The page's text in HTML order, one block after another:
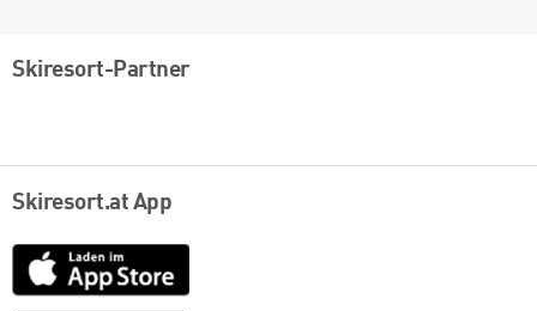
Skiresort-Partner
Skiresort.at App
App
Store